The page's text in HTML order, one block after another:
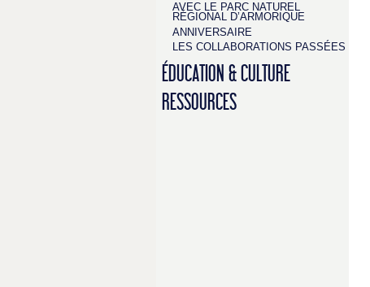
AVEC LE PARC NATUREL
RÉGIONAL D’ARMORIQUE
ANNIVERSAIRE
LES COLLABORATIONS PASSÉES
ÉDUCATION & CULTURE
RESSOURCES